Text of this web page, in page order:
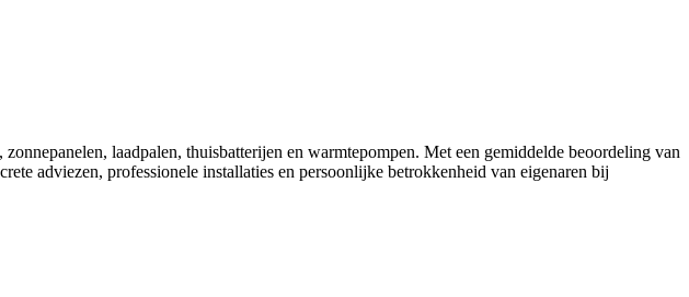
laadpalen, thuisbatterijen en warmtepompen. Met een gemiddelde beoordeling van
adviezen, professionele installaties en persoonlijke betrokkenheid van eigenaren bij